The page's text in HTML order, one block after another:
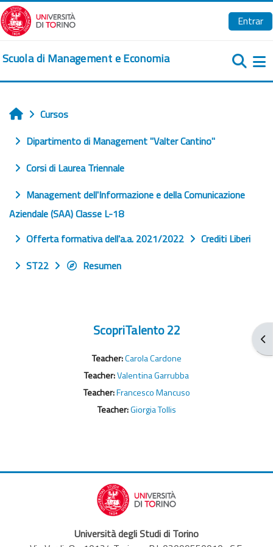
Salta al contenido principal
Entrar
Scuola di Management e Economia
Inicio
Cursos
Dipartimento di Management "Valter Cantino"
Corsi di Laurea Triennale
Management dell'Informazione e della Comunicazione
Aziendale (SAA) Classe L-18
Offerta formativa dell'a.a. 2021/2022
Crediti Liberi
ST22
Resumen
ScopriTalento 22
Teacher:Carola Cardone
Teacher:Valentina Garrubba
Teacher:Francesco Mancuso
Teacher:Giorgia Tollis
Università degli Studi di Torino